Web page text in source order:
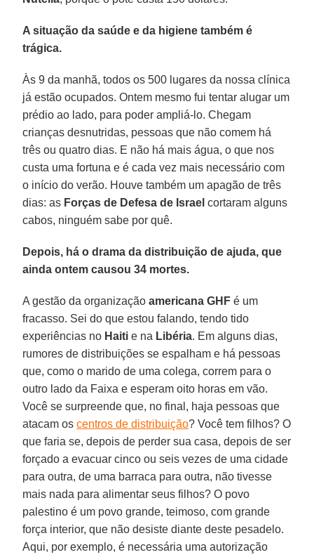
A situação da saúde e da higiene também é
trágica.
Às 9 da manhã, todos os 500 lugares da nossa clínica
já estão ocupados. Ontem mesmo fui tentar alugar um
prédio ao lado, para poder ampliá-lo. Chegam
crianças desnutridas, pessoas que não comem há
três ou quatro dias. E não há mais água, o que nos
custa uma fortuna e é cada vez mais necessário com
o início do verão. Houve também um apagão de três
dias: as Forças de Defesa de Israel cortaram alguns
cabos, ninguém sabe por quê.
Depois, há o drama da distribuição de ajuda, que
ainda ontem causou 34 mortes.
A gestão da organização americana GHF é um
fracasso. Sei do que estou falando, tendo tido
experiências no Haiti e na Libéria. Em alguns dias,
rumores de distribuições se espalham e há pessoas
que, como o marido de uma colega, correm para o
outro lado da Faixa e esperam oito horas em vão.
Você se surpreende que, no final, haja pessoas que
atacam oscentros de distribuição? Você tem filhos? O
que faria se, depois de perder sua casa, depois de ser
forçado a evacuar cinco ou seis vezes de uma cidade
para outra, de uma barraca para outra, não tivesse
mais nada para alimentar seus filhos? O povo
palestino é um povo grande, teimoso, com grande
força interior, que não desiste diante deste pesadelo.
Aqui, por exemplo, é necessária uma autorização